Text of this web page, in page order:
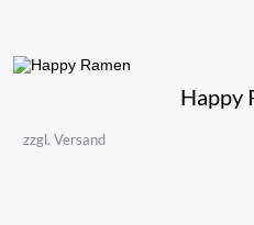
Happy
zzgl. Versand